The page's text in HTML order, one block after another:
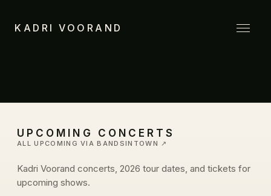
KADRI VOORAND
UPCOMING CONCERTS
ALL UPCOMING VIA BANDSINTOWN ↗
Kadri Voorand concerts, 2026 tour dates, and tickets for
upcoming shows.